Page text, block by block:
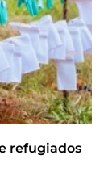
refugiados